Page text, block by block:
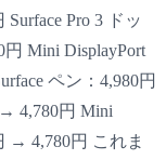
Pro 3 ドッ
Mini DisplayPort
ペン：4,980円
4,780円 Mini
→ 4,780円 これま